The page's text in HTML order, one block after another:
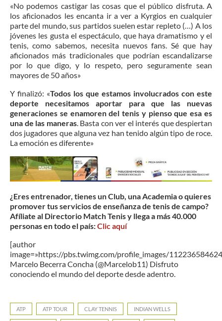
«No podemos castigar las cosas que el público disfruta. A
los aficionados les encanta ir a ver a Kyrgios en cualquier
parte del mundo, sus partidos suelen estar repleto (…) A los
jóvenes les gusta el espectáculo, que haya dramatismo y el
tenis, como sabemos, necesita nuevos fans. Sé que hay
aficionados más tradicionales que podrían escandalizarse
por lo que digo, y lo respeto, pero seguramente sean
mayores de 50 años»
Y finalizó: «Todos los que estamos involucrados con este
deporte necesitamos aportar para que las nuevas
generaciones se enamoren del tenis y pienso que esa es
una de las maneras. Basta con ver el interés que despiertan
dos jugadores que alguna vez han tenido algún tipo de roce.
La emoción es diferente»
¿Eres entrenador, tienes un Club, una Academia o quieres
promover tus servicios de enseñanza de tenis de campo?
Afíliate al Directorio Match Tenis y llega a más 40.000
personas en todo el país:Clic aquí
[author
image=»https://pbs.twimg.com/profile_images/
Marcelo Becerra Concha (@Marcelob11) Disfruto
conociendo el mundo del deporte desde adentro.
ATP ATP TOUR CLAY TENNIS INDIAN WELLS